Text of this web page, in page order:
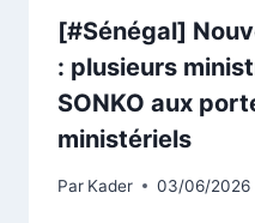
[#Sénégal]
: plusieurs
SONKO aux
ministériels
Par Kader 03/06/2026